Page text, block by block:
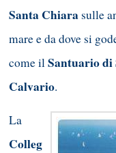
Santa Chiarasulle
mare e da dove si
come ilSantuario di
Calvario.
La
Colleg